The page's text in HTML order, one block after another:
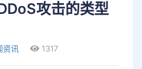
攻击的类型
资讯 1317